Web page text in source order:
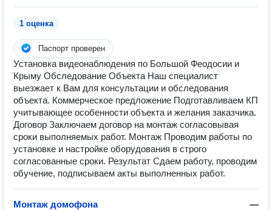
1 оценка
Паспорт проверен
Установка видеонаблюдения по Большой Феодосии и
Крыму Обследование Объекта Наш специалист
выезжает к Вам для консультации и обследования
объекта. Коммерческое предложение Подготавливаем КП
учитывающее особенности объекта и желания заказчика.
Договор Заключаем договор на монтаж согласовывая
сроки выполняемых работ. Монтаж Проводим работы по
установке и настройке оборудования в строго
согласованные сроки. Результат Сдаем работу, проводим
обучение, подписываем акты выполненных работ.
Монтаж домофона —